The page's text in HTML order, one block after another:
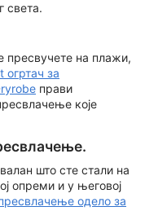
света.
пресвучете на плажи,
огртач за
прави
које
што сте стали на
опреми и у његовој
одело за